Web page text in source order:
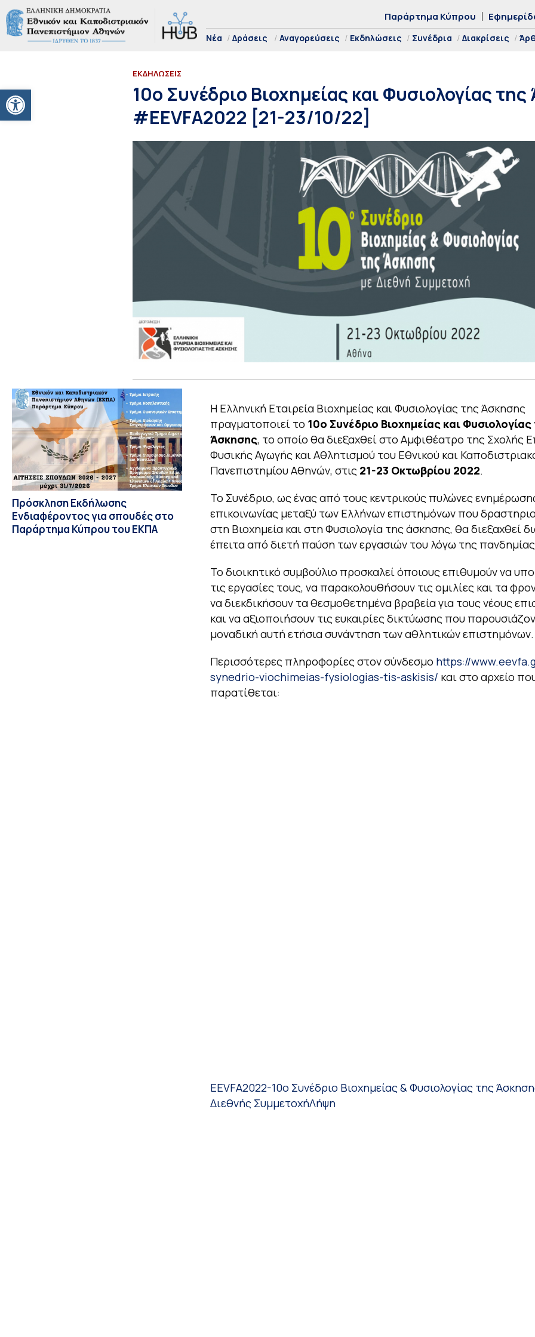
Ανοίξτε τη γραμμή εργαλείων
Παράρτημα Κύπρου
Νέα Δράσεις Αναγορεύσεις Εκδηλώσεις Συνέδρια Διακρίσεις
ΕΚΔΗΛΩΣΕΙΣ
10o Συνέδριο Βιοχημείας και Φυσιολογίας
#EEVFA2022 [21-23/10/22]
Πρόσκληση Εκδήλωσης
Ενδιαφέροντος για σπουδές στο
Παράρτημα Κύπρου του ΕΚΠΑ
Η Ελληνική Εταιρεία Βιοχημείας και Φυσιολογίας της Άσκησης
πραγματοποιεί το 10o Συνέδριο Βιοχημείας και Φυσιολογίας
Άσκησης, το οποίο θα διεξαχθεί στο Αμφιθέατρο της Σχολής
Φυσικής Αγωγής και Αθλητισμού του Εθνικού και
Πανεπιστημίου Αθηνών, στις 21-23 Οκτωβρίου 2022.
Το Συνέδριο, ως ένας από τους κεντρικούς πυλώνες
επικοινωνίας μεταξύ των Ελλήνων επιστημόνων που
στη Βιοχημεία και στη Φυσιολογία της άσκησης, θα διεξαχθεί
έπειτα από διετή παύση των εργασιών του λόγω της
Το διοικητικό συμβούλιο προσκαλεί όποιους επιθυμούν να
τις εργασίες τους, να παρακολουθήσουν τις ομιλίες και τα
να διεκδικήσουν τα θεσμοθετημένα βραβεία για τους νέους
και να αξιοποιήσουν τις ευκαιρίες δικτύωσης που
μοναδική αυτή ετήσια συνάντηση των αθλητικών επιστημόνων.
Περισσότερες πληροφορίες στον σύνδεσμο https://
synedrio-viochimeias-fysiologias-tis-askisis/ και στο αρχείο
παρατίθεται:
EEVFA2022-10ο Συνέδριο Βιοχημείας & Φυσιολογίας της
Διεθνής ΣυμμετοχήΛήψη